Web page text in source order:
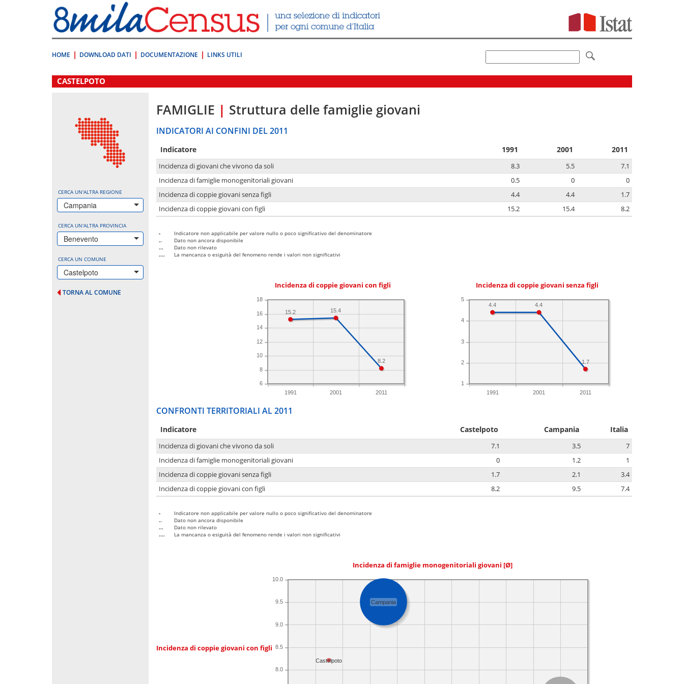
direttamente
a:
Contenuto
HOME DOWNLOAD DATI DOCUMENTAZIONE LINKS UTILI
.
CASTELPOTO
CERCA UN'ALTRA REGIONE
Campania
CERCA UN'ALTRA PROVINCIA
Benevento
CERCA UN COMUNE
Castelpoto
TORNA AL COMUNE
FAMIGLIE | Struttura delle famiglie giovani
INDICATORI AI CONFINI DEL 2011
Indicatore 1991 2001 2011
Incidenza di giovani che vivono da soli 8.3 5.5
7.1
Incidenza di famiglie monogenitoriali giovani
0.5 0
0
Incidenza di coppie giovani senza figli
4.4 4.4
1.7
Incidenza di coppie giovani con figli
15.2 15.4 8.2
-
Indicatore non applicabile per valore nullo o poco significativo del denominatore
..
Dato non ancora disponibile
...
Dato non rilevato
....
La mancanza o esiguità del fenomeno rende i valori non significativi
Incidenza di coppie giovani con figli
1991 2001 2011
6
8
10
12
14
16
18
8.2
15.4
15.2
Incidenza di coppie giovani senza figli
1991 2001 2011
1
2
3
4
5
1.7
4.4
4.4
CONFRONTI TERRITORIALI AL 2011
Indicatore Castelpoto Campania Italia
Incidenza di giovani che vivono da soli 7.1 3.5
7
Incidenza di famiglie monogenitoriali giovani
0 1.2
1
Incidenza di coppie giovani senza figli
1.7 2.1
3.4
Incidenza di coppie giovani con figli
8.2 9.5 7.4
-
Indicatore non applicabile per valore nullo o poco significativo del denominatore
..
Dato non ancora disponibile
...
Dato non rilevato
....
La mancanza o esiguità del fenomeno rende i valori non significativi
Incidenza di famiglie monogenitoriali giovani [Ø]
Incidenza di coppie giovani con figli
8.0
8.5
9.0
9.5
10.0
Campania
Castelpoto